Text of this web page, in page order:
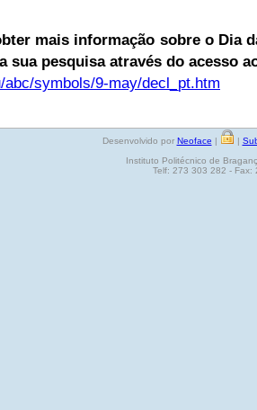
mais informação sobre o Dia
sua pesquisa através do acesso
abc/symbols/9-may/decl_pt.htm
Desenvolvido por Neoface | |
Instituto Politécnico de
Telf: 273 303 282 - Fax: